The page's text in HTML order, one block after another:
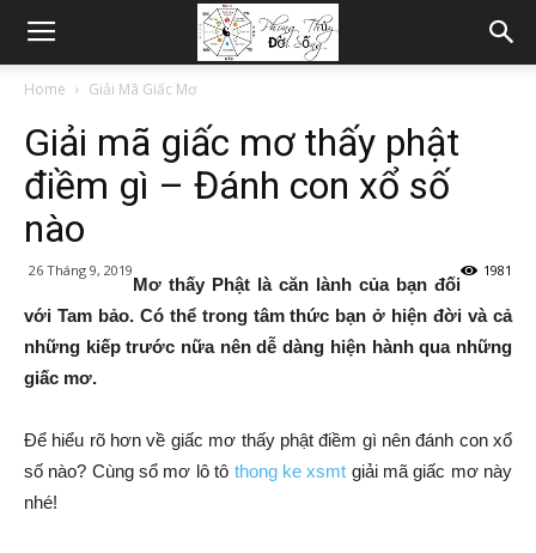
Home Giải Mã Giấc Mơ
Giải mã giấc mơ thấy phật
điềm gì – Đánh con xổ số
nào
26 Tháng 9, 2019 1981
Mơ thấy Phật là căn lành của bạn đối
với Tam bảo. Có thể trong tâm thức bạn ở hiện đời và cả
những kiếp trước nữa nên dễ dàng hiện hành qua những
giấc mơ.
Để hiểu rõ hơn về giấc mơ thấy phật điềm gì nên đánh con xổ
số nào? Cùng sổ mơ lô tô thong ke xsmt giải mã giấc mơ này
nhé!